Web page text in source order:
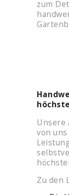
zum
Unsere
von
Zu den